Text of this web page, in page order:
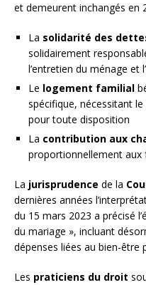
et demeurent inchangés en
La solidarité des
solidairement
l’entretien du ménage et
Le logement familial
spécifique, nécessitant
pour toute disposition
La contribution aux
proportionnellement aux
La jurisprudence de la
dernières années
du 15 mars 2023 a précisé
du mariage », incluant
dépenses liées au bien-être
Les praticiens du droit